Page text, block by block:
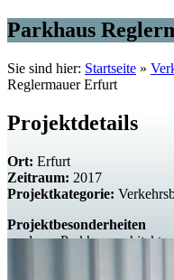
Parkhaus
Sie sind hier: Startseite »
Reglermauer Erfurt
Projektdetails
Ort: Erfurt
Zeitraum: 2017
Projektkategorie:
Projektbesonderheiten
moderne